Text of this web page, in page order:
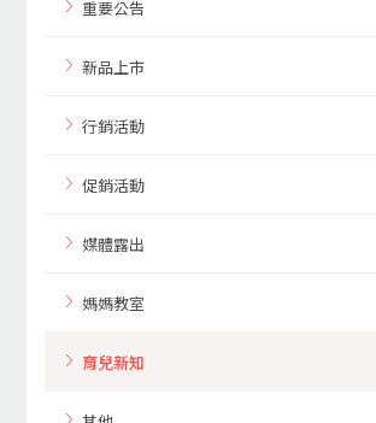
重要公告
新品上市
行銷活動
促銷活動
媒體露出
媽媽教室
育兒新知